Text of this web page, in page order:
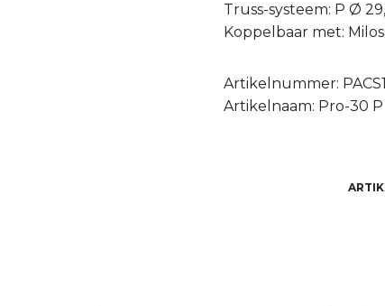
Truss-systeem: P Ø
Koppelbaar met: Milos
Artikelnummer:
Artikelnaam: Pro-30